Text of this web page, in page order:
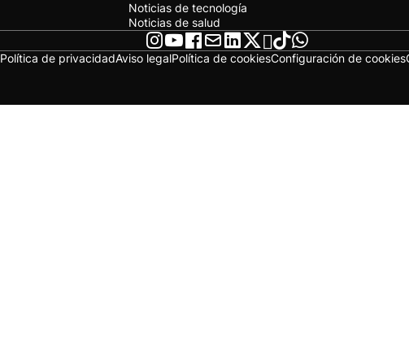
Noticias de tecnología
Noticias de salud
Política de privacidadAviso legalPolítica de cookiesConfiguración de cookies